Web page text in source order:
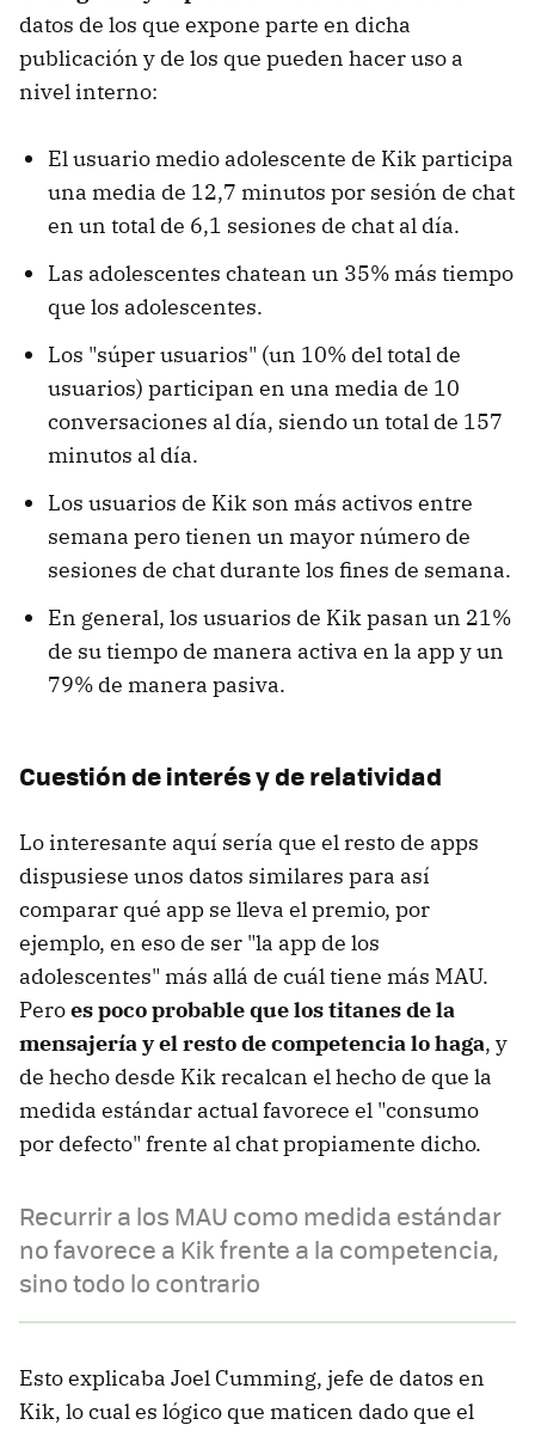
datos de los que expone parte en dicha
publicación y de los que pueden hacer uso a
nivel interno:
El usuario medio adolescente de Kik participa
una media de 12,7 minutos por sesión de chat
en un total de 6,1 sesiones de chat al día.
Las adolescentes chatean un 35% más tiempo
que los adolescentes.
Los "súper usuarios" (un 10% del total de
usuarios) participan en una media de 10
conversaciones al día, siendo un total de 157
minutos al día.
Los usuarios de Kik son más activos entre
semana pero tienen un mayor número de
sesiones de chat durante los fines de semana.
En general, los usuarios de Kik pasan un 21%
de su tiempo de manera activa en la app y un
79% de manera pasiva.
Cuestión de interés y de relatividad
Lo interesante aquí sería que el resto de apps
dispusiese unos datos similares para así
comparar qué app se lleva el premio, por
ejemplo, en eso de ser "la app de los
adolescentes" más allá de cuál tiene más MAU.
Peroes poco probable que los titanes de la
mensajería y el resto de competencia lo haga, y
de hecho desde Kik recalcan el hecho de que la
medida estándar actual favorece el "consumo
por defecto" frente al chat propiamente dicho.
Recurrir a los MAU como medida estándar
no favorece a Kik frente a la competencia,
sino todo lo contrario
Esto explicaba Joel Cumming, jefe de datos en
Kik, lo cual es lógico que maticen dado que el